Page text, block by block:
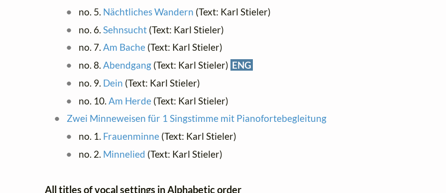
no. 5. Nächtliches Wandern (Text: Karl Stieler)
no. 6. Sehnsucht(Text: Karl Stieler)
no. 7. Am Bache(Text: Karl Stieler)
no. 8. Abendgang(Text: Karl Stieler) ENG
no. 9. Dein (Text: Karl Stieler)
no. 10. Am Herde(Text: Karl Stieler)
Zwei Minneweisen für 1 Singstimme mit Pianofortebegleitung
no. 1. Frauenminne(Text: Karl Stieler)
no. 2. Minnelied (Text: Karl Stieler)
All titles of vocal settings in Alphabetic order